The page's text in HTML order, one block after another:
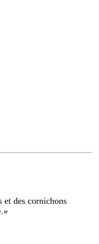
et des cornichons
»